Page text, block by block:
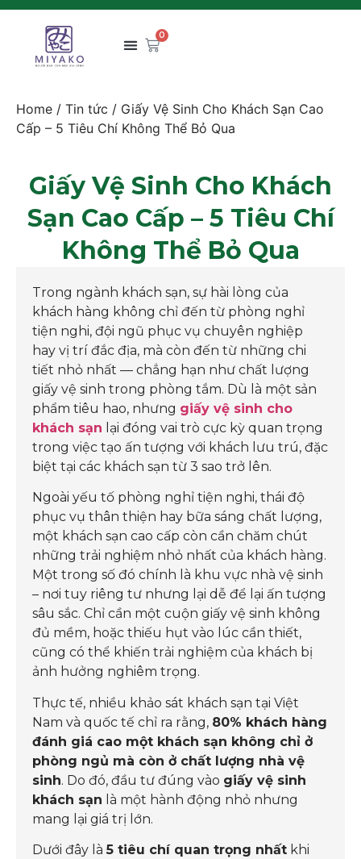
0
Home / Tin tức / Giấy Vệ Sinh Cho Khách Sạn Cao
Cấp – 5 Tiêu Chí Không Thể Bỏ Qua
Giấy Vệ Sinh Cho Khách
Sạn Cao Cấp – 5 Tiêu Chí
Không Thể Bỏ Qua
Trong ngành khách sạn, sự hài lòng của
khách hàng không chỉ đến từ phòng nghỉ
tiện nghi, đội ngũ phục vụ chuyên nghiệp
hay vị trí đắc địa, mà còn đến từ những chi
tiết nhỏ nhất — chẳng hạn như chất lượng
giấy vệ sinh trong phòng tắm. Dù là một sản
phẩm tiêu hao, nhưng giấy vệ sinh cho
khách sạn lại đóng vai trò cực kỳ quan trọng
trong việc tạo ấn tượng với khách lưu trú, đặc
biệt tại các khách sạn từ 3 sao trở lên.
Ngoài yếu tố phòng nghỉ tiện nghi, thái độ
phục vụ thân thiện hay bữa sáng chất lượng,
một khách sạn cao cấp còn cần chăm chút
những trải nghiệm nhỏ nhất của khách hàng.
Một trong số đó chính là khu vực nhà vệ sinh
– nơi tuy riêng tư nhưng lại dễ để lại ấn tượng
sâu sắc. Chỉ cần một cuộn giấy vệ sinh không
đủ mềm, hoặc thiếu hụt vào lúc cần thiết,
cũng có thể khiến trải nghiệm của khách bị
ảnh hưởng nghiêm trọng.
Thực tế, nhiều khảo sát khách sạn tại Việt
Nam và quốc tế chỉ ra rằng, 80% khách hàng
đánh giá cao một khách sạn không chỉ ở
phòng ngủ mà còn ở chất lượng nhà vệ
sinh. Do đó, đầu tư đúng vào giấy vệ sinh
khách sạn là một hành động nhỏ nhưng
mang lại giá trị lớn.
Dưới đây là5 tiêu chí quan trọng nhất khi